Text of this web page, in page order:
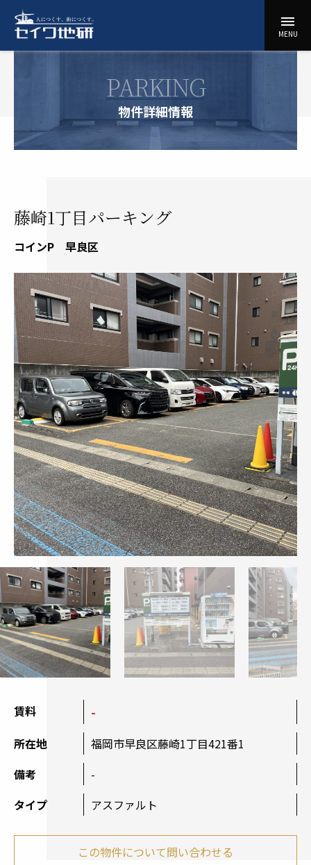
セ
イ
menu
MENU
物件詳細情報
PARKING
藤崎1丁目パーキング
コインP 早良区
賃料 -
所在地
福岡市早良区藤崎1丁目421番1
備考
-
タイプ
アスファルト
この物件について問い合わせる